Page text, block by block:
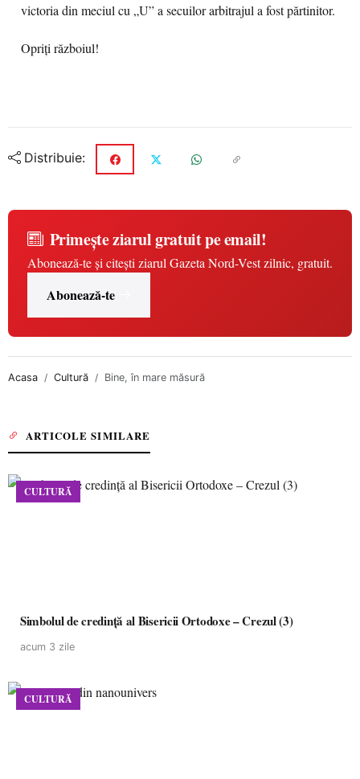
victoria din meciul cu „U” a secuilor arbitrajul a fost părtinitor.
Opriți războiul!
Distribuie:
Primește ziarul gratuit pe email!
Abonează-te și citești ziarul Gazeta Nord-Vest zilnic, gratuit.
Abonează-te
Acasa Cultură Bine, în mare măsură
ARTICOLE SIMILARE
CULTURĂ
Simbolul de credinţă al Bisericii Ortodoxe – Crezul (3)
acum 3 zile
CULTURĂ